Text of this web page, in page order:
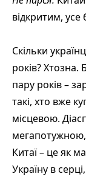
відкритим, усе
Скільки
років? Хтозна.
пару років –
такі, хто вже
місцевою.
мегапотужною,
Китаї – це як
Україну в